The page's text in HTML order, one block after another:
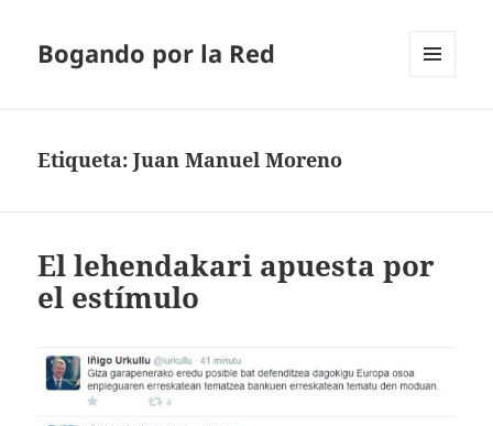
Bogando por la Red
Etiqueta:Juan Manuel Moreno
El lehendakari apuesta por
el estímulo